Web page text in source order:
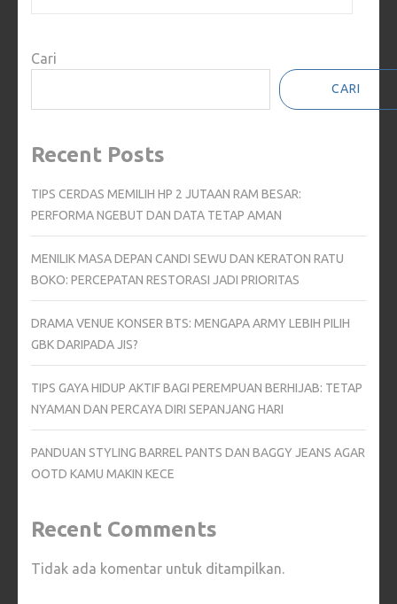
Cari
CARI
Recent Posts
TIPS CERDAS MEMILIH HP 2 JUTAAN RAM BESAR:
PERFORMA NGEBUT DAN DATA TETAP AMAN
MENILIK MASA DEPAN CANDI SEWU DAN KERATON RATU
BOKO: PERCEPATAN RESTORASI JADI PRIORITAS
DRAMA VENUE KONSER BTS: MENGAPA ARMY LEBIH PILIH
GBK DARIPADA JIS?
TIPS GAYA HIDUP AKTIF BAGI PEREMPUAN BERHIJAB: TETAP
NYAMAN DAN PERCAYA DIRI SEPANJANG HARI
PANDUAN STYLING BARREL PANTS DAN BAGGY JEANS AGAR
OOTD KAMU MAKIN KECE
Recent Comments
Tidak ada komentar untuk ditampilkan.